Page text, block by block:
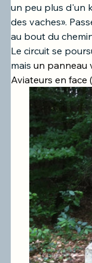
un peu plus d'un
des vaches».
au bout du
Le circuit se
mais un panneau
Aviateurs en face